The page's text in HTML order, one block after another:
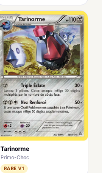
Tarinorme
Primo-Choc
RARE V1